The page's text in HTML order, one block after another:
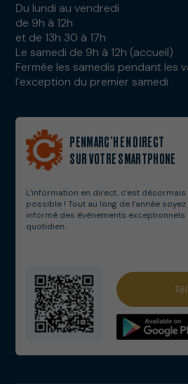
Services municipaux
Numéros utiles
Du lundi au vendredi
de 9h à 12h
et de 13h 30 à 17h
Le samedi de 9h à 12h (accueil)
Fermée les samedis pendant les
l’exception du premier samedi
PENMARC’H EN DIRECT
SUR VOTRE SMARTPHONE
L’information en direct, c’est désormais
possible ! Tout au long de l’année soyez
informé des évènements exceptionnels
quotidien..